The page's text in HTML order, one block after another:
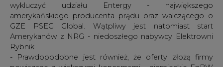
wykluczyć udziału Entergy - największego
amerykańskiego producenta prądu oraz walczącego o
GZE PSEG Global. Wątpliwy jest natomiast start
Amerykanów z NRG - niedoszłego nabywcy Elektrowni
Rybnik.
- Prawdopodobne jest również, że oferty złożą firmy